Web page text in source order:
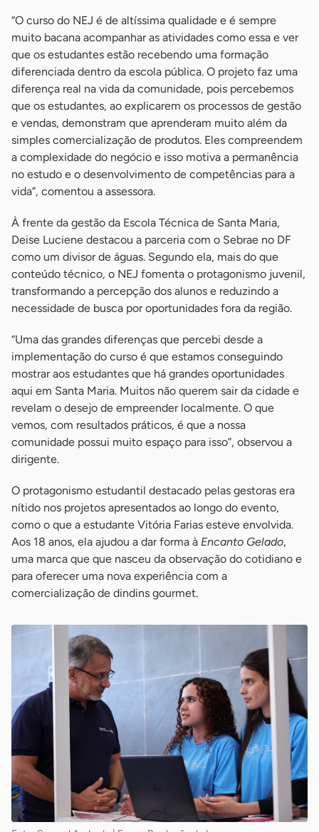
“O curso do NEJ é de altíssima qualidade e é sempre
muito bacana acompanhar as atividades como essa e ver
que os estudantes estão recebendo uma formação
diferenciada dentro da escola pública. O projeto faz uma
diferença real na vida da comunidade, pois percebemos
que os estudantes, ao explicarem os processos de gestão
e vendas, demonstram que aprenderam muito além da
simples comercialização de produtos. Eles compreendem
a complexidade do negócio e isso motiva a permanência
no estudo e o desenvolvimento de competências para a
vida”, comentou a assessora.
À frente da gestão da Escola Técnica de Santa Maria,
Deise Luciene destacou a parceria com o Sebrae no DF
como um divisor de águas. Segundo ela, mais do que
conteúdo técnico, o NEJ fomenta o protagonismo juvenil,
transformando a percepção dos alunos e reduzindo a
necessidade de busca por oportunidades fora da região.
“Uma das grandes diferenças que percebi desde a
implementação do curso é que estamos conseguindo
mostrar aos estudantes que há grandes oportunidades
aqui em Santa Maria. Muitos não querem sair da cidade e
revelam o desejo de empreender localmente. O que
vemos, com resultados práticos, é que a nossa
comunidade possui muito espaço para isso”, observou a
dirigente.
O protagonismo estudantil destacado pelas gestoras era
nítido nos projetos apresentados ao longo do evento,
como o que a estudante Vitória Farias esteve envolvida.
Aos 18 anos, ela ajudou a dar forma à Encanto Gelado,
uma marca que que nasceu da observação do cotidiano e
para oferecer uma nova experiência com a
comercialização de dindins gourmet.